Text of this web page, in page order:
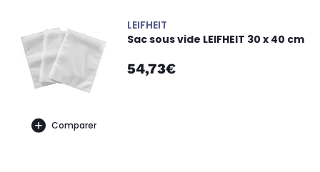
Comparer
LEIFHEIT
Sac sous vide LEIFHEIT 30 x 40 cm
54,73€